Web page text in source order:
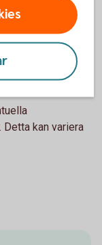
täcker skador
det. Det är
kan variera